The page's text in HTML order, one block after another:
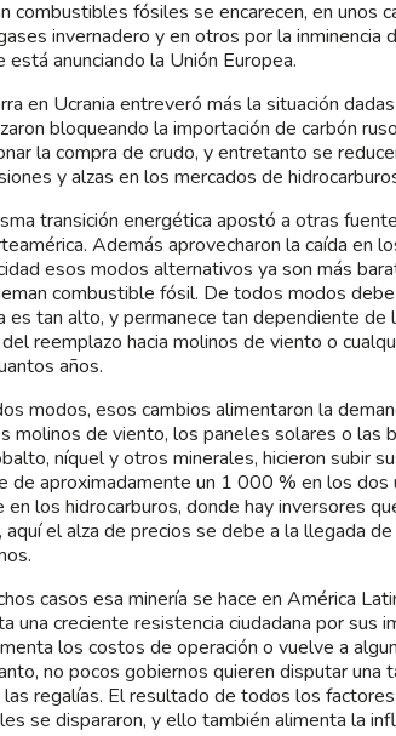
combustibles fósiles se encarecen, en unos
invernadero y en otros por la
está anunciando la Unión Europea.
en Ucrania entreveró más la situación
bloqueando la importación de carbón
la compra de crudo, y entretanto se
y alzas en los mercados de
transición energética apostó a otras
Además aprovecharon la caída en
esos modos alternativos ya son más
combustible fósil. De todos modos
es tan alto, y permanece tan dependiente de
reemplazo hacia molinos de viento o
años.
modos, esos cambios alimentaron la
molinos de viento, los paneles solares o las
níquel y otros minerales, hicieron subir
de aproximadamente un 1 000 % en los
en los hidrocarburos, donde hay inversores
aquí el alza de precios se debe a la llegada
casos esa minería se hace en América
una creciente resistencia ciudadana por sus
los costos de operación o vuelve a
no pocos gobiernos quieren disputar una
regalías. El resultado de todos los
se dispararon, y ello también alimenta la